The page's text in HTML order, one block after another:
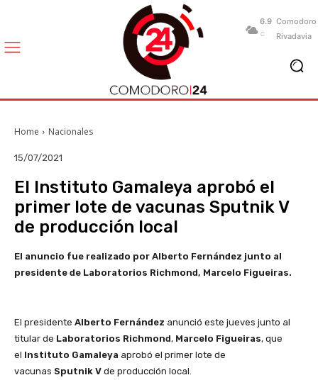
6.9
C
Comodoro
Rivadavia
Home Nacionales
15/07/2021
El Instituto Gamaleya aprobó el
primer lote de vacunas Sputnik V
de producción local
El anuncio fue realizado por Alberto Fernández junto al
presidente de Laboratorios Richmond, Marcelo Figueiras.
El presidente Alberto Fernández anunció este jueves junto al
titular de Laboratorios Richmond, Marcelo Figueiras, que
el Instituto Gamaleya aprobó el primer lote de
vacunas Sputnik V de producción local.